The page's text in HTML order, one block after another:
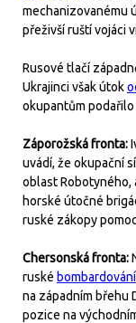
mechanizovanému
přeživší ruští vojáci
Rusové tlačí
Ukrajinci však útok
okupantům
Záporožská fronta:
uvádí, že okupační
oblast Robotyného,
horské útočné
ruské zákopy
Chersonská fronta:
ruské bombardování
na západním břehu
pozice na